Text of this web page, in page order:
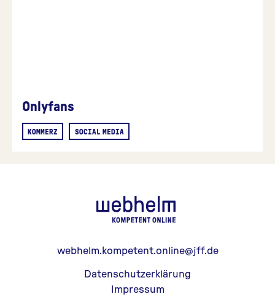
Onlyfans
KOMMERZ SOCIAL MEDIA
webhelm.kompetent.online@jff.de
Datenschutzerklärung
Impressum